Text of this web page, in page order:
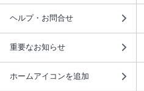
ヘルプ・お問合せ
重要なお知らせ
ホームアイコンを追加